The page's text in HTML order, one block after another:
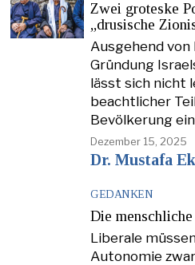
Zwei groteske
„drusische
Ausgehend
Gründung
lässt sich nicht
beachtlicher
Bevölkerung
Dezember 15, 2025
Dr. Mustafa
GEDANKEN
Die
Liberale
Autonomie